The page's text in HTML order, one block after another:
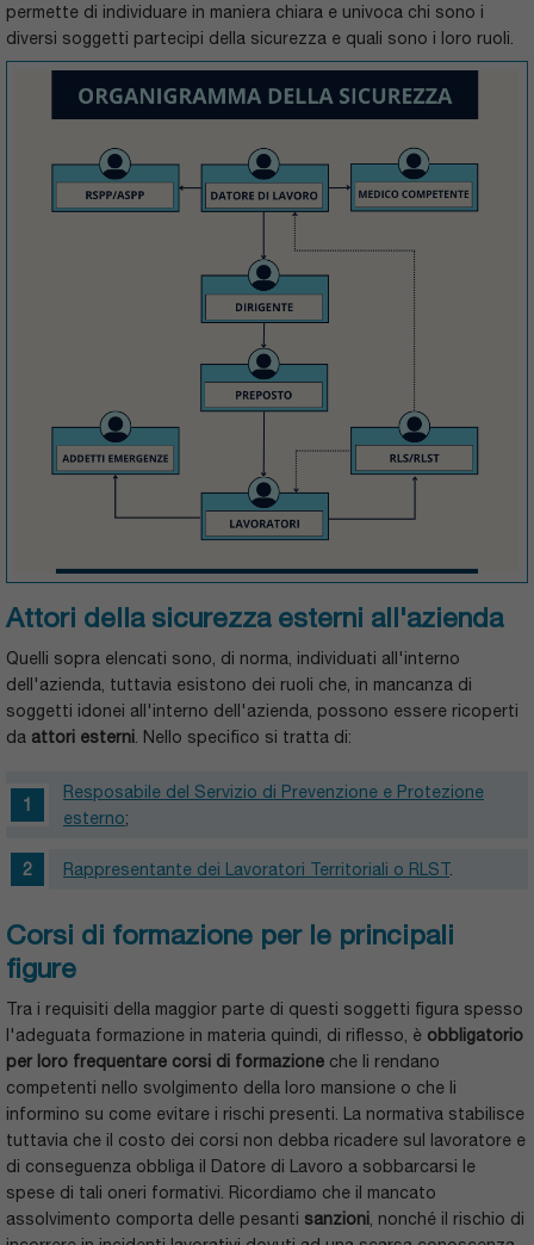
permette di individuare in maniera chiara e univoca chi sono i
diversi soggetti partecipi della sicurezza e quali sono i loro ruoli.
Attori della sicurezza esterni all'azienda
Quelli sopra elencati sono, di norma, individuati all'interno
dell'azienda, tuttavia esistono dei ruoli che, in mancanza di
soggetti idonei all'interno dell'azienda, possono essere ricoperti
da attori esterni . Nello specifico si tratta di:
Resposabile del Servizio di Prevenzione e Protezione
esterno;
Rappresentante dei Lavoratori Territoriali o RLST.
Corsi di formazione per le principali
figure
Tra i requisiti della maggior parte di questi soggetti figura spesso
l'adeguata formazione in materia quindi, di riflesso, è obbligatorio
per loro frequentare corsi di formazione che li rendano
competenti nello svolgimento della loro mansione o che li
informino su come evitare i rischi presenti. La normativa stabilisce
tuttavia che il costo dei corsi non debba ricadere sul lavoratore e
di conseguenza obbliga il Datore di Lavoro a sobbarcarsi le
spese di tali oneri formativi. Ricordiamo che il mancato
assolvimento comporta delle pesanti sanzioni , nonché il rischio di